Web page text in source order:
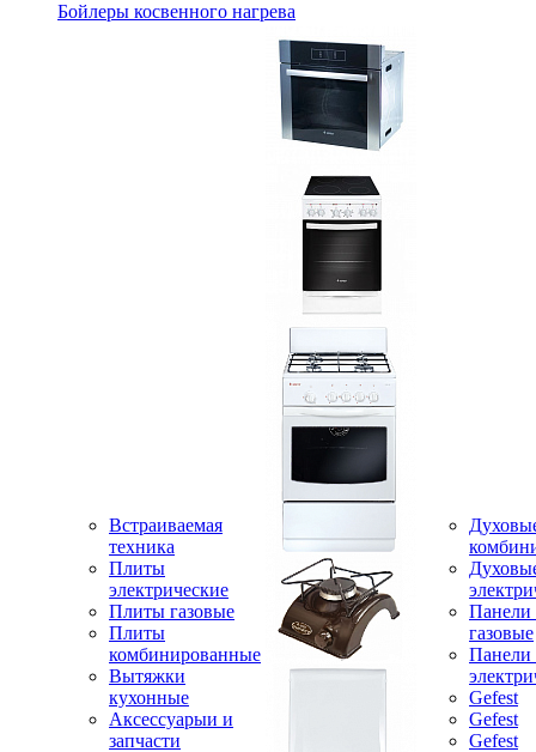
Бойлеры косвенного нагрева
Встраиваемая
техника
Плиты
электрические
Плиты газовые
Плиты
комбинированные
Вытяжки
кухонные
Аксессуарыи и
запчасти
Панели
газовые
Панели
Gefest
Gefest
Gefest